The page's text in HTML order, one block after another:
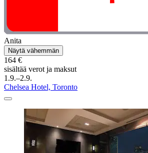
Anita
Näytä vähemmän
164 €
sisältää verot ja maksut
1.9.–2.9.
Chelsea Hotel, Toronto